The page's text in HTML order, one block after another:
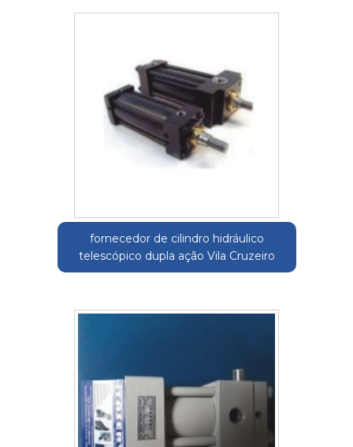
fornecedor de cilindro hidráulico
telescópico dupla ação Vila Cruzeiro